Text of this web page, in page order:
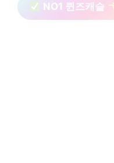
NO1 퀸즈캐슬